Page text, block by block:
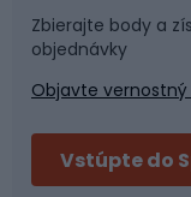
Športová
Bushcraft
Bikepacking
Tímové športy
Fitness a
Cyklistické
Zbierajte body a
objednávky
Objavte
Vstúpte do